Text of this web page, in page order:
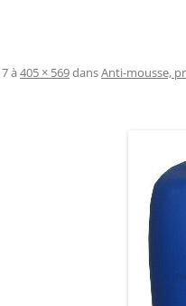
à 405 × 569dansAnti-mousse,